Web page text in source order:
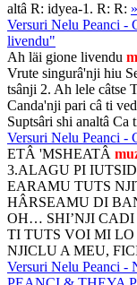
altâ R: idyea-1. R: R:
Versuri Nelu Peanci -
livendu"
Ah läi gione livendu
Vrute singurâ'nji hiu
tsânji 2. Ah lele câtse
Canda'nji pari câ ti
Suptsâri shi analtâ Ca
Versuri Nelu Peanci -
ETÂ 'MSHEATÂ
3.ALAGU PI
EARAMU TUTS
HÂRSEAMU DI
OH… SHI’NJI CADI
TI TUTS VOI MI
NJICLU A MEU,
Versuri Nelu Peanci